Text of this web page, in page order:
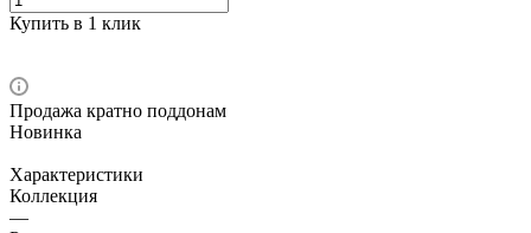
Купить в 1 клик
Продажа кратно поддонам
Новинка
Характеристики
Коллекция
—